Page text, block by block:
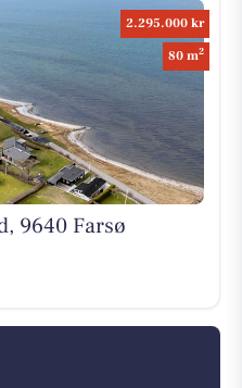
2.295.000 kr
80 m2
9640 Farsø